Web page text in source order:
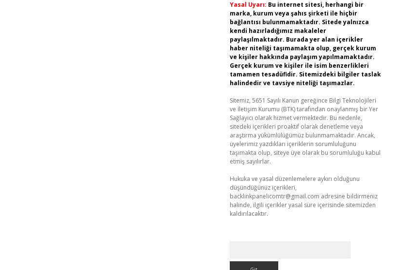
Yasal Uyarı: Bu internet sitesi, herhangi bir
marka, kurum veya şahıs şirketi ile hiçbir
bağlantısı bulunmamaktadır. Sitede yalnızca
kendi hazırladığımız makaleler
paylaşılmaktadır. Burada yer alan içerikler
haber niteliği taşımamakta olup, gerçek kurum
ve kişiler hakkında paylaşım yapılmamaktadır.
Gerçek kurum ve kişiler ile isim benzerlikleri
tamamen tesadüfidir. Sitemizdeki bilgiler taslak
halindedir ve tavsiye niteliği taşımazlar.
Sitemiz, 5651 Sayılı Kanun gereğince Bilgi Teknolojileri
ve İletişim Kurumu (BTK) tarafından onaylanmış bir Yer
Sağlayıcı olarak hizmet vermektedir. Bu nedenle,
sitedeki içerikleri proaktif olarak denetleme veya
araştırma yükümlülüğümüz bulunmamaktadır. Ancak,
üyelerimiz yazdıkları içeriklerin sorumluluğunu
taşımakta olup, siteye üye olarak bu sorumluluğu kabul
etmiş sayılırlar.
Hukuka ve yasal düzenlemelere aykırı olduğunu
düşündüğünüz içerikleri,
backlinkpanelicomtr@gmail.com adresine bildirmeniz
halinde, ilgili içerikler yasal süre içerisinde sitemizden
kaldırılacaktır.